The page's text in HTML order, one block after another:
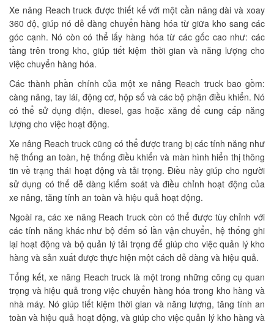
Xe nâng Reach truck được thiết kế với một cần nâng dài và xoay
360 độ, giúp nó dễ dàng chuyển hàng hóa từ giữa kho sang các
góc cạnh. Nó còn có thể lấy hàng hóa từ các gốc cao như: các
tầng trên trong kho, giúp tiết kiệm thời gian và năng lượng cho
việc chuyển hàng hóa.
Các thành phần chính của một xe nâng Reach truck bao gồm:
càng nâng, tay lái, động cơ, hộp số và các bộ phận điều khiển. Nó
có thể sử dụng điện, diesel, gas hoặc xăng để cung cấp năng
lượng cho việc hoạt động.
Xe nâng Reach truck cũng có thể được trang bị các tính năng như
hệ thống an toàn, hệ thống điều khiển và màn hình hiển thị thông
tin về trạng thái hoạt động và tải trọng. Điều này giúp cho người
sử dụng có thể dễ dàng kiểm soát và điều chỉnh hoạt động của
xe nâng, tăng tính an toàn và hiệu quả hoạt động.
Ngoài ra, các xe nâng Reach truck còn có thể được tùy chỉnh với
các tính năng khác như bộ đếm số lần vận chuyển, hệ thống ghi
lại hoạt động và bộ quản lý tải trọng để giúp cho việc quản lý kho
hàng và sản xuất được thực hiện một cách dễ dàng và hiệu quả.
Tổng kết, xe nâng Reach truck là một trong những công cụ quan
trọng và hiệu quả trong việc chuyển hàng hóa trong kho hàng và
nhà máy. Nó giúp tiết kiệm thời gian và năng lượng, tăng tính an
toàn và hiệu quả hoạt động, và giúp cho việc quản lý kho hàng và